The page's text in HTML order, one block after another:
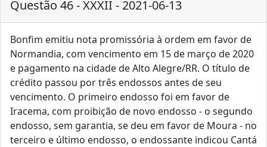
Questão 46 - XXXII - 2021-06-13
Bonfim emitiu nota promissória à ordem em favor de
Normandia, com vencimento em 15 de março de 2020
e pagamento na cidade de Alto Alegre/RR. O título de
crédito passou por três endossos antes de seu
vencimento. O primeiro endosso foi em favor de
Iracema, com proibição de novo endosso - o segundo
endosso, sem garantia, se deu em favor de Moura - no
terceiro e último endosso, o endossante indicou Cantá